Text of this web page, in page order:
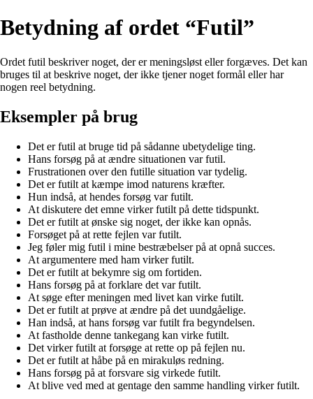
Betydning af ordet “Futil”
Ordet futil beskriver noget, der er meningsløst eller forgæves. Det kan
bruges til at beskrive noget, der ikke tjener noget formål eller har
nogen reel betydning.
Eksempler på brug
Det er futil at bruge tid på sådanne ubetydelige ting.
Hans forsøg på at ændre situationen var futil.
Frustrationen over den futille situation var tydelig.
Det er futilt at kæmpe imod naturens kræfter.
Hun indså, at hendes forsøg var futilt.
At diskutere det emne virker futilt på dette tidspunkt.
Det er futilt at ønske sig noget, der ikke kan opnås.
Forsøget på at rette fejlen var futilt.
Jeg føler mig futil i mine bestræbelser på at opnå succes.
At argumentere med ham virker futilt.
Det er futilt at bekymre sig om fortiden.
Hans forsøg på at forklare det var futilt.
At søge efter meningen med livet kan virke futilt.
Det er futilt at prøve at ændre på det uundgåelige.
Han indså, at hans forsøg var futilt fra begyndelsen.
At fastholde denne tankegang kan virke futilt.
Det virker futilt at forsøge at rette op på fejlen nu.
Det er futilt at håbe på en mirakuløs redning.
Hans forsøg på at forsvare sig virkede futilt.
At blive ved med at gentage den samme handling virker futilt.